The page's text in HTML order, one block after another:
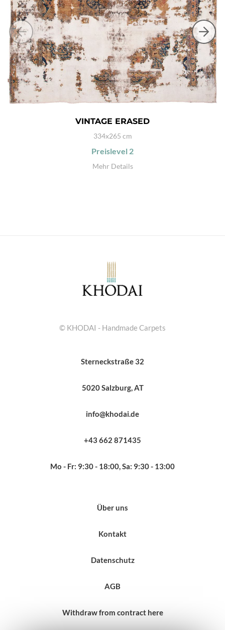
VINTAGE ERASED
334x265 cm
Preislevel 2
Mehr Details
© KHODAI - Handmade Carpets
Sterneckstraße 32
5020 Salzburg, AT
info@khodai.de
+43 662 871435
Mo - Fr: 9:30 - 18:00, Sa: 9:30 - 13:00
Über uns
Kontakt
Datenschutz
AGB
Withdraw from contract here